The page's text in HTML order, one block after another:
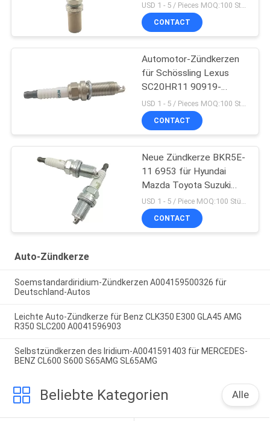
Kia Sportage
CONTACT
Automotor-Zündkerzen
für Schössling Lexus
SC20HR11 90919-
01253 Toyota Corollas
Prius
CONTACT
Neue Zündkerze BKR5E-
11 6953 für Hyundai
Mazda Toyota Suzuki
Mitsubishi
USD 1 - 5 / Piece MOQ:100 Stück
CONTACT
Auto-Zündkerze
Soemstandardiridium-Zündkerzen A004159500326 für
Deutschland-Autos
Leichte Auto-Zündkerze für Benz CLK350 E300 GLA45 AMG
R350 SLC200 A0041596903
Selbstzündkerzen des Iridium-A0041591403 für MERCEDES-
BENZ CL600 S600 S65AMG SL65AMG
Beliebte Kategorien Alle